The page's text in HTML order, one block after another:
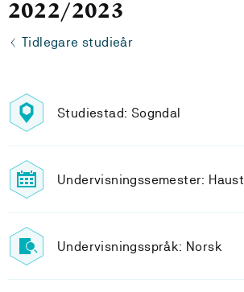
2022/2023
Tidlegare studieår
Studiestad: Sogndal
Undervisningssemester: Haust
Undervisningsspråk: Norsk